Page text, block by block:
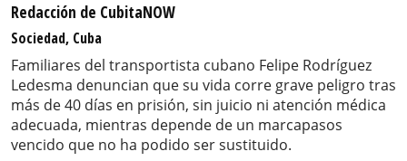
Redacción de CubitaNOW
Sociedad, Cuba
Familiares del transportista cubano Felipe Rodríguez
Ledesma denuncian que su vida corre grave peligro tras
más de 40 días en prisión, sin juicio ni atención médica
adecuada, mientras depende de un marcapasos
vencido que no ha podido ser sustituido.